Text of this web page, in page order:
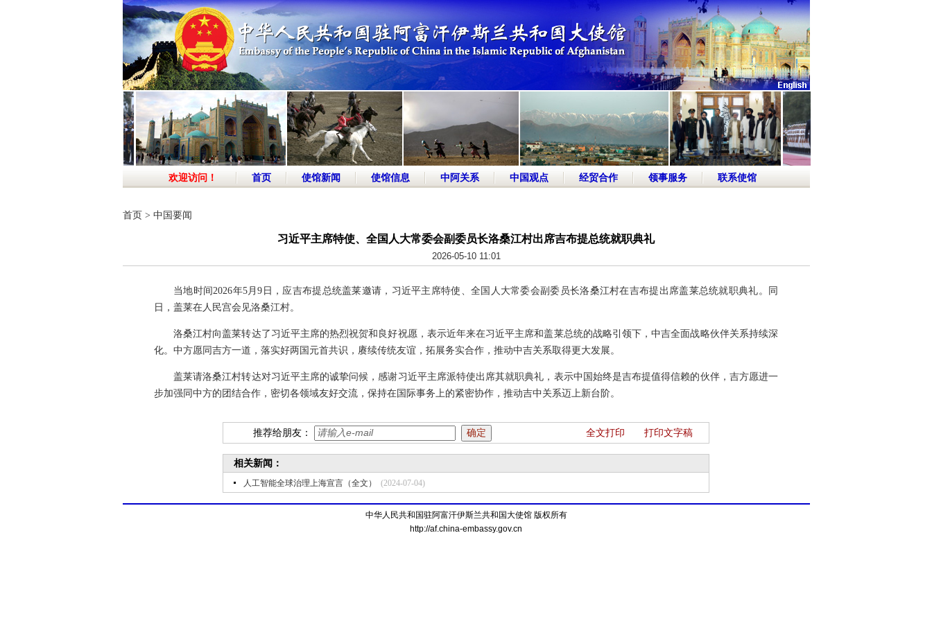
欢迎访问！ 首页 使馆新闻 使馆信息 中阿关系 中国观点 经贸合作 领事服务 联系使馆
首页 > 中国要闻
习近平主席特使、全国人大常委会副委员长洛桑江村出席吉布提总统就职典礼
2026-05-10 11:01
当地时间2026年5月9日，应吉布提总统盖莱邀请，习近平主席特使、全国人大常委会副委员长洛桑江村在吉布提出席盖莱总统就职典礼。同
日，盖莱在人民宫会见洛桑江村。
洛桑江村向盖莱转达了习近平主席的热烈祝贺和良好祝愿，表示近年来在习近平主席和盖莱总统的战略引领下，中吉全面战略伙伴关系持续深
化。中方愿同吉方一道，落实好两国元首共识，赓续传统友谊，拓展务实合作，推动中吉关系取得更大发展。
盖莱请洛桑江村转达对习近平主席的诚挚问候，感谢习近平主席派特使出席其就职典礼，表示中国始终是吉布提值得信赖的伙伴，吉方愿进一
步加强同中方的团结合作，密切各领域友好交流，保持在国际事务上的紧密协作，推动吉中关系迈上新台阶。
推荐给朋友： 全文打印 打印文字稿
相关新闻：
人工智能全球治理上海宣言（全文） (2024-07-04)
中华人民共和国驻阿富汗伊斯兰共和国大使馆 版权所有
http://af.china-embassy.gov.cn